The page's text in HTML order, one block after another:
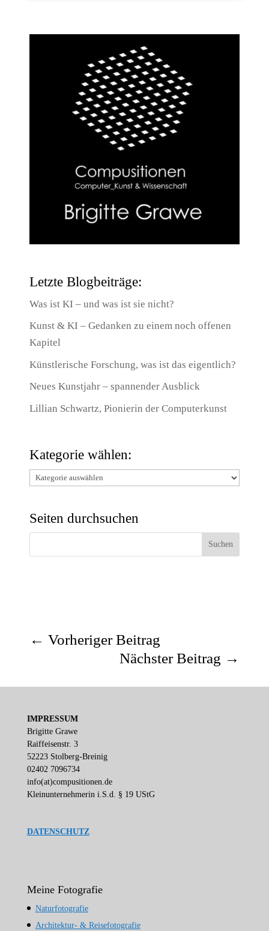
Letzte Blogbeiträge:
Was ist KI – und was ist sie nicht?
Kunst & KI – Gedanken zu einem noch offenen
Kapitel
Künstlerische Forschung, was ist das eigentlich?
Neues Kunstjahr – spannender Ausblick
Lillian Schwartz, Pionierin der Computerkunst
Kategorie wählen:
Kategorie
Seiten durchsuchen
← Vorheriger Beitrag
Nächster Beitrag →
IMPRESSUM
Brigitte Grawe
Raiffeisenstr. 3
52223 Stolberg-Breinig
02402 7096734
info(at)compusitionen.de
Kleinunternehmerin i.S.d. § 19 UStG
DATENSCHUTZ
Meine Fotografie
Naturfotografie
Architektur- & Reisefotografie